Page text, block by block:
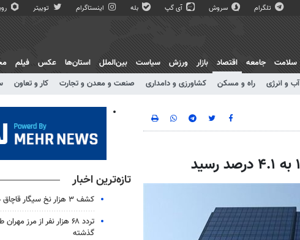
تلگرام سروش آی گپ بله اینستاگرام توییتر
سلامت جامعه
اقتصاد
آب و انرژی راه و مسکن کشاورزی و دامداری صنعت و معدن و تجارت کار و تعاون
بازار ورزش سیاست بین‌الملل استان‌ها عکس فیلم
تازه‌ترین اخبار
کشف ۳ هزار نخ سیگار قاچاق در تاکستان
تردد ۶۸ هزار نفر از مرز
گذشته